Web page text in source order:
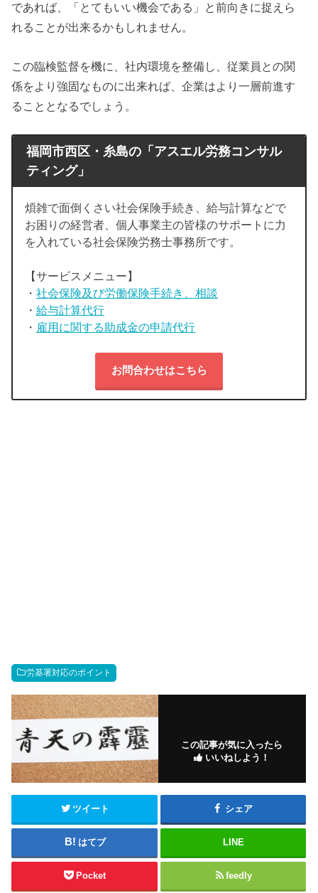
であれば、「とてもいい機会である」と前向きに捉えら
れることが出来るかもしれません。
この臨検監督を機に、社内環境を整備し、従業員との関
係をより強固なものに出来れば、企業はより一層前進す
ることとなるでしょう。
福岡市西区・糸島の「アスエル労務コンサル
ティング」
煩雑で面倒くさい社会保険手続き、給与計算などで
お困りの経営者、個人事業主の皆様のサポートに力
を入れている社会保険労務士事務所です。
【サービスメニュー】
・ 社会保険及び労働保険手続き、相談
・ 給与計算代行
・ 雇用に関する助成金の申請代行
お問合わせはこちら
労基署対応のポイント
この記事が気に入ったら
いいねしよう！
ツイート シェア
はてブ LINE
Pocket feedly